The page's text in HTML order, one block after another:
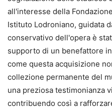
all'interesse della
Istituto Lodroniano, guidata
conservativo dell'opera è
supporto di un benefattore
come questa acquisizione
collezione permanente del
una preziosa testimonianza
contribuendo così a